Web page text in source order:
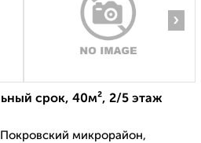
›
срок, 40м², 2/5 этаж
микрорайон,